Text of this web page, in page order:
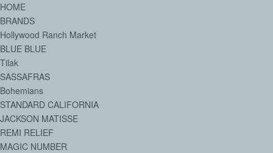
HOME
BRANDS
Hollywood Ranch Market
BLUE BLUE
Tilak
SASSAFRAS
Bohemians
STANDARD CALIFORNIA
JACKSON MATISSE
REMI RELIEF
MAGIC NUMBER